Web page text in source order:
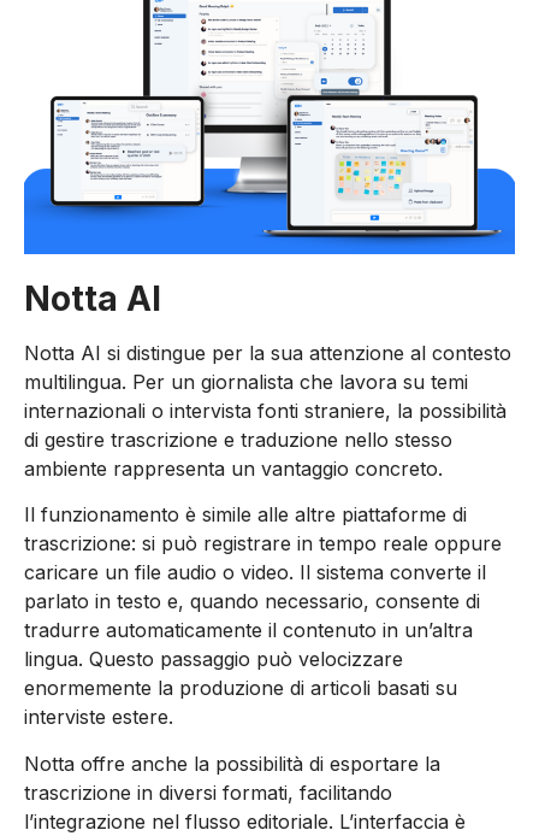
Notta AI
Notta AI si distingue per la sua attenzione al contesto
multilingua. Per un giornalista che lavora su temi
internazionali o intervista fonti straniere, la possibilità
di gestire trascrizione e traduzione nello stesso
ambiente rappresenta un vantaggio concreto.
Il funzionamento è simile alle altre piattaforme di
trascrizione: si può registrare in tempo reale oppure
caricare un file audio o video. Il sistema converte il
parlato in testo e, quando necessario, consente di
tradurre automaticamente il contenuto in un’altra
lingua. Questo passaggio può velocizzare
enormemente la produzione di articoli basati su
interviste estere.
Notta offre anche la possibilità di esportare la
trascrizione in diversi formati, facilitando
l’integrazione nel flusso editoriale. L’interfaccia è